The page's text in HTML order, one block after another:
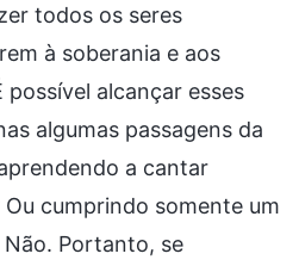
todos os seres
à soberania e aos
alcançar esses
algumas passagens da
a cantar
cumprindo somente um
Portanto, se